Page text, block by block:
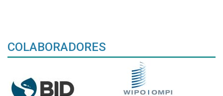
COLABORADORES